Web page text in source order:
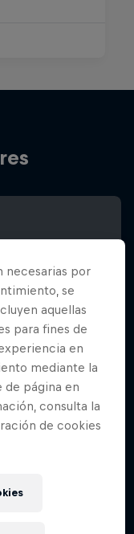
necesarias por
se
aquellas
para fines de
en
mediante la
de página en
consulta la
de cookies